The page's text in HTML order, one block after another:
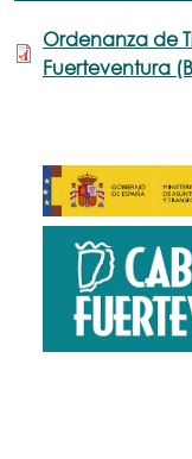
Ordenanza de
Fuerteventura